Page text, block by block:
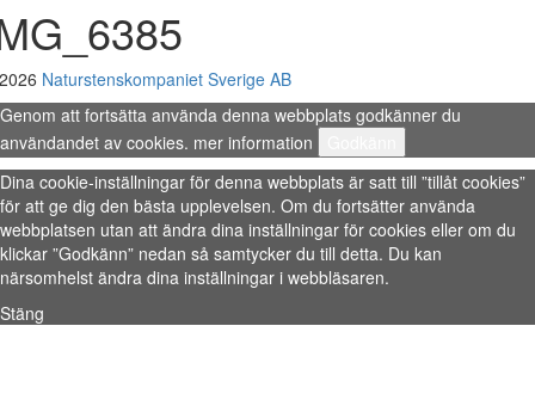
Naturstenskompaniet Sverige AB
Genom att fortsätta använda denna webbplats godkänner du
användandet av cookies. mer information
Dina cookie-inställningar för denna webbplats är satt till ”tillåt cookies”
för att ge dig den bästa upplevelsen. Om du fortsätter använda
webbplatsen utan att ändra dina inställningar för cookies eller om du
klickar ”Godkänn” nedan så samtycker du till detta. Du kan
närsomhelst ändra dina inställningar i webbläsaren.
Stäng